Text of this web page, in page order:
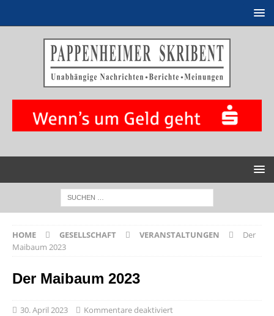
HOME GESELLSCHAFT VERANSTALTUNGEN
Der
Maibaum 2023
Der Maibaum 2023
30. April 2023 Kommentare deaktiviert